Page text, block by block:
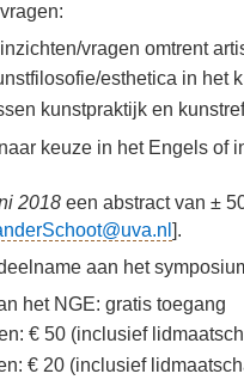
vragen omtrent
esthetica in het
kunstpraktijk en
keuze in het Engels of
2018 een abstract van ±
].
aan het
het NGE: gratis toegang
€ 50 (inclusief
€ 20 (inclusief